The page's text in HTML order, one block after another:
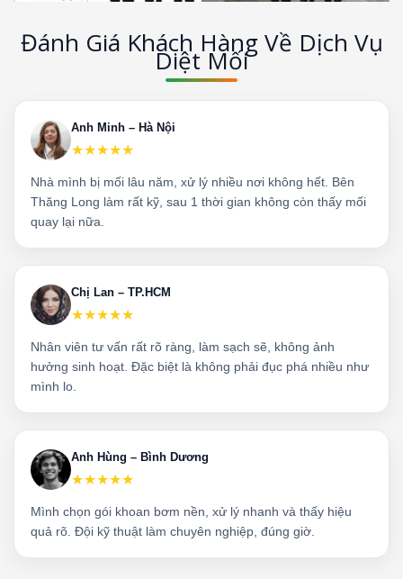
Đánh Giá Khách Hàng Về Dịch Vụ
Diệt Mối
Anh Minh – Hà Nội
★★★★★
Nhà mình bị mối lâu năm, xử lý nhiều nơi không hết. Bên
Thăng Long làm rất kỹ, sau 1 thời gian không còn thấy mối
quay lại nữa.
Chị Lan – TP.HCM
★★★★★
Nhân viên tư vấn rất rõ ràng, làm sạch sẽ, không ảnh
hưởng sinh hoạt. Đặc biệt là không phải đục phá nhiều như
mình lo.
Anh Hùng – Bình Dương
★★★★★
Mình chọn gói khoan bơm nền, xử lý nhanh và thấy hiệu
quả rõ. Đội kỹ thuật làm chuyên nghiệp, đúng giờ.